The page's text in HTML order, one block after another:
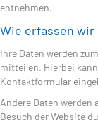
entnehmen.
Wie erfassen wir
Ihre Daten werden
mitteilen. Hierbei
Kontaktformular
Andere Daten
Besuch der Website